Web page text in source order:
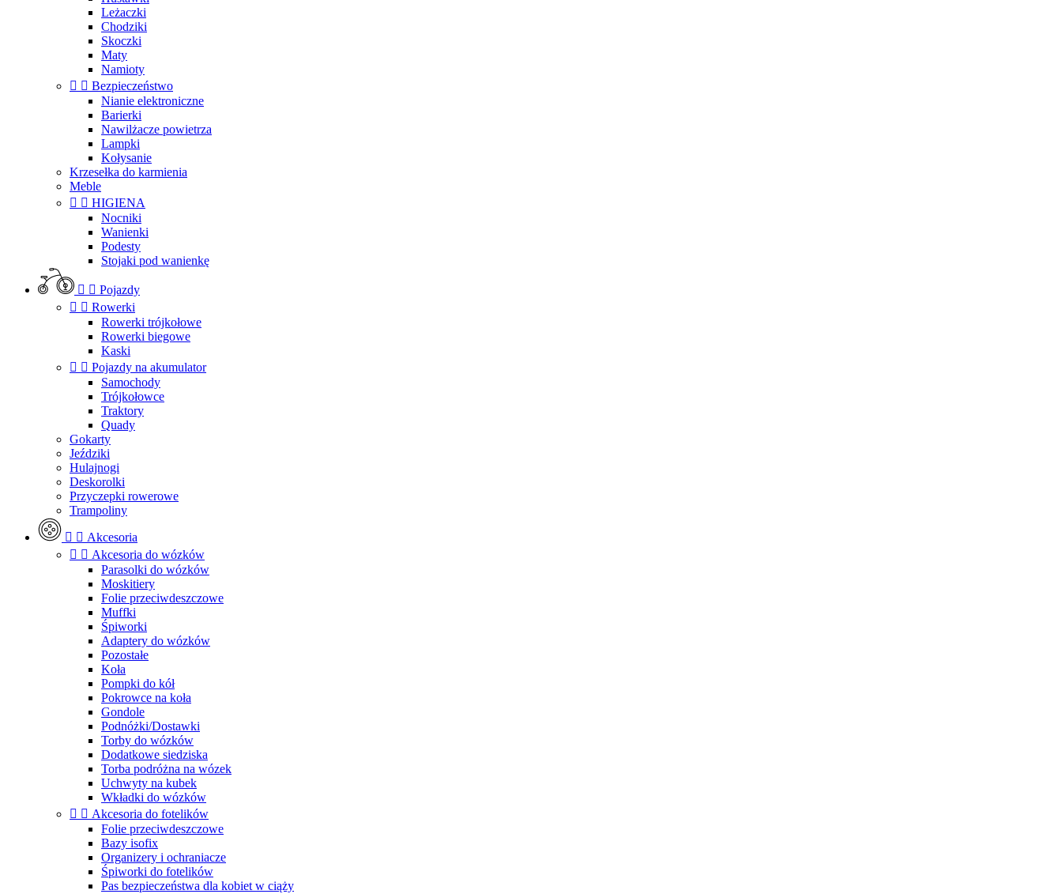
Leżaczki
Chodziki
Skoczki
Maty
Namioty
  Bezpieczeństwo
Nianie elektroniczne
Barierki
Nawilżacze powietrza
Lampki
Kołysanie
Krzesełka do karmienia
Meble
  HIGIENA
Nocniki
Wanienki
Podesty
Stojaki pod wanienkę
  Pojazdy
  Rowerki
Rowerki trójkołowe
Rowerki biegowe
Kaski
  Pojazdy na akumulator
Samochody
Trójkołowce
Traktory
Quady
Gokarty
Jeździki
Hulajnogi
Deskorolki
Przyczepki rowerowe
Trampoliny
  Akcesoria
  Akcesoria do wózków
Parasolki do wózków
Moskitiery
Folie przeciwdeszczowe
Muffki
Śpiworki
Adaptery do wózków
Pozostałe
Koła
Pompki do kół
Pokrowce na koła
Gondole
Podnóżki/Dostawki
Torby do wózków
Dodatkowe siedziska
Torba podróżna na wózek
Uchwyty na kubek
Wkładki do wózków
  Akcesoria do fotelików
Folie przeciwdeszczowe
Bazy isofix
Organizery i ochraniacze
Śpiworki do fotelików
Pas bezpieczeństwa dla kobiet w ciąży